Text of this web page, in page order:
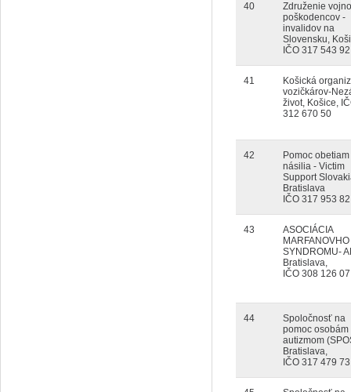
40
Združenie
poškodencov -
invalidov na
Slovensku,
IČO 317 543 92
41
Košická
vozičkárov-
život, Košice,
312 670 50
42
Pomoc obetiam
násilia - Victim
Support
Bratislava
IČO 317 953 82
43
ASOCIÁCIA
MARFANOVHO
SYNDROMU-
Bratislava,
IČO 308 126 07
44
Spoločnosť na
pomoc osobám
autizmom
Bratislava,
IČO 317 479 73